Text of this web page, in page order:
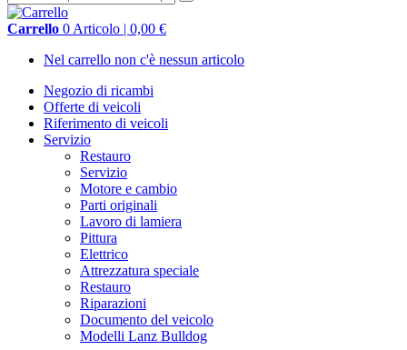
Carrello 0 Articolo | 0,00 €
Nel carrello non c'è nessun articolo
Negozio di ricambi
Offerte di veicoli
Riferimento di veicoli
Servizio
Restauro
Servizio
Motore e cambio
Parti originali
Lavoro di lamiera
Pittura
Elettrico
Attrezzatura speciale
Restauro
Riparazioni
Documento del veicolo
Modelli Lanz Bulldog